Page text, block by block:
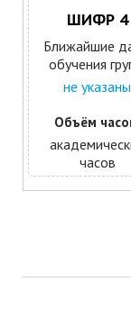
ШИФР 4
Ближайшие
обучения
не указаны
Объём
часов